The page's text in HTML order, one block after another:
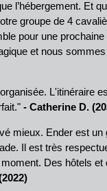
l’hébergement. Et
groupe de 4
pour une
et nous
L'itinéraire
- Catherine D.
mieux. Ender est un
Il est très
Des hôtels